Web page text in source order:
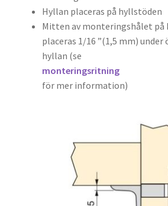
Hyllan placeras på hyllstöden
Mitten av monteringshålet på
placeras 1/16 ”(1,5 mm)
hyllan (se
monteringsritning
för mer information)